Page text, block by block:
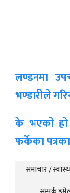
लण्डनमा
भण्डारीले
के भएको हो
फर्केका
समाचार /